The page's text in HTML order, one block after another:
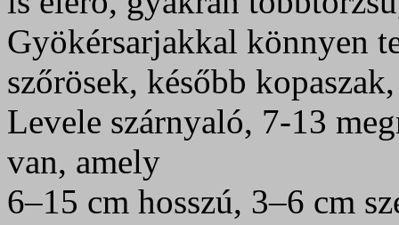
Gyökérsarjakkal könnyen
szőrösek, később
Levele szárnyaló, 7-13
van, amely
6–15 cm hosszú, 3–6 cm